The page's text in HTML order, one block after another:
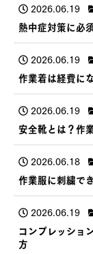
2026.06.19
熱中症対策に必
2026.06.19
作業着は経費に
2026.06.19
安全靴とは？作
2026.06.18
作業服に刺繍で
2026.06.19
コンプレッショ
方